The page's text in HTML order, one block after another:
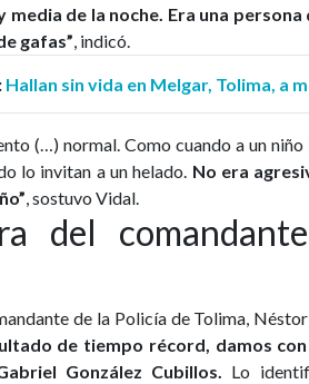
media de la noche. Era una
gafas”, indicó.
Hallan sin vida en Melgar, Tolima, a
(…) normal. Como cuando a un
lo invitan a un helado. No era
, sostuvo Vidal.
del
de la Policía de Tolima,
de tiempo récord, damos
González Cubillos. Lo